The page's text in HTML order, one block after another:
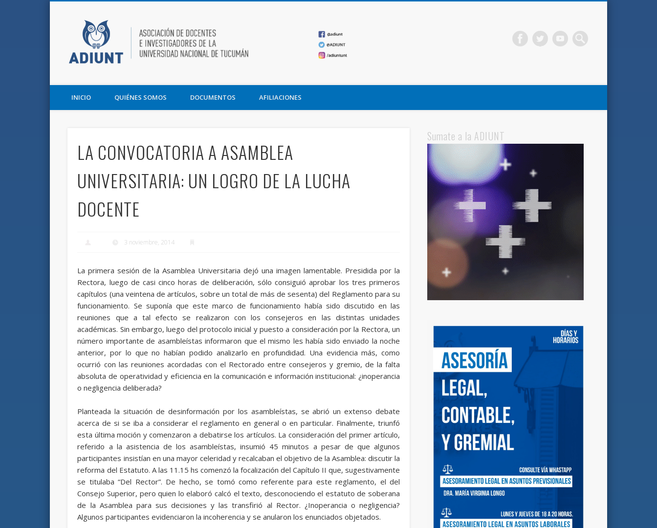
Asociación de Docentes e Investigadores de la UNT y la Fundación Miguel Lillo
INICIO QUIÉNES SOMOS DOCUMENTOS AFILIACIONES
LA CONVOCATORIA A ASAMBLEA
UNIVERSITARIA: UN LOGRO DE LA LUCHA
DOCENTE
3 noviembre, 2014
La primera sesión de la Asamblea Universitaria dejó una imagen lamentable. Presidida por la
Rectora, luego de casi cinco horas de deliberación, sólo consiguió aprobar los tres primeros
capítulos (una veintena de artículos, sobre un total de más de sesenta) del Reglamento para su
funcionamiento. Se suponía que este marco de funcionamiento había sido discutido en las
reuniones que a tal efecto se realizaron con los consejeros en las distintas unidades
académicas. Sin embargo, luego del protocolo inicial y puesto a consideración por la Rectora, un
número importante de asambleístas informaron que el mismo les había sido enviado la noche
anterior, por lo que no habían podido analizarlo en profundidad. Una evidencia más, como
ocurrió con las reuniones acordadas con el Rectorado entre consejeros y gremio, de la falta
absoluta de operatividad y eficiencia en la comunicación e información institucional: ¿inoperancia
o negligencia deliberada?
Planteada la situación de desinformación por los asambleístas, se abrió un extenso debate
acerca de si se iba a considerar el reglamento en general o en particular. Finalmente, triunfó
esta última moción y comenzaron a debatirse los artículos. La consideración del primer artículo,
referido a la asistencia de los asambleístas, insumió 45 minutos a pesar de que algunos
participantes insistían en una mayor celeridad y recalcaban el objetivo de la Asamblea: discutir la
reforma del Estatuto. A las 11.15 hs comenzó la focalización del Capítulo II que, sugestivamente
se titulaba “Del Rector”. De hecho, se tomó como referente para este reglamento, el del
Consejo Superior, pero quien lo elaboró calcó el texto, desconociendo el estatuto de soberana
de la Asamblea para sus decisiones y las transfirió al Rector. ¿Inoperancia o negligencia?
Algunos participantes evidenciaron la incoherencia y se anularon los enunciados objetados.
Sumate a la ADIUNT